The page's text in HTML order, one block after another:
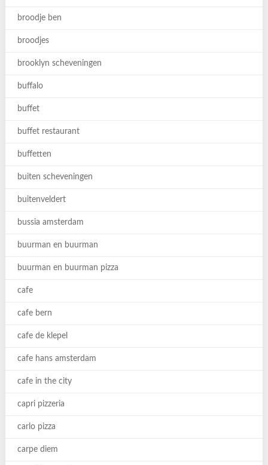
broodje ben
broodjes
brooklyn scheveningen
buffalo
buffet
buffet restaurant
buffetten
buiten scheveningen
buitenveldert
bussia amsterdam
buurman en buurman
buurman en buurman pizza
cafe
cafe bern
cafe de klepel
cafe hans amsterdam
cafe in the city
capri pizzeria
carlo pizza
carpe diem